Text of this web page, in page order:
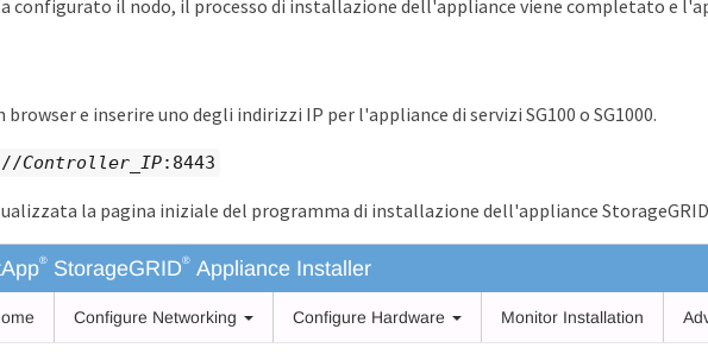
configurato il nodo, il processo di installazione dell'appliance viene completato e
browser e inserire uno degli indirizzi IP per l'appliance di servizi SG100 o SG1000.
Controller_IP:8443
la pagina iniziale del programma di installazione dell'appliance